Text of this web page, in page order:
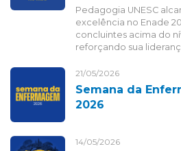
Pedagogia UNESC
excelência no Enade
concluintes acima do
reforçando sua
21/05/2026
Semana da
2026
14/05/2026